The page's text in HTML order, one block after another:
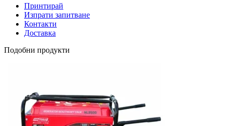
Принтирай
Изпрати запитване
Контакти
Доставка
Подобни продукти